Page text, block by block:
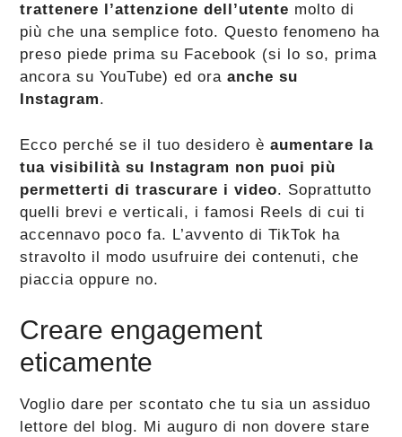
trattenere l’attenzione dell’utente molto di
più che una semplice foto. Questo fenomeno ha
preso piede prima su Facebook (si lo so, prima
ancora su YouTube) ed oraanche su
Instagram.
Ecco perché se il tuo desidero è aumentare la
tua visibilità su Instagram non puoi più
permetterti di trascurare i video. Soprattutto
quelli brevi e verticali, i famosi Reels di cui ti
accennavo poco fa. L’avvento di TikTok ha
stravolto il modo usufruire dei contenuti, che
piaccia oppure no.
Creare engagement
eticamente
Voglio dare per scontato che tu sia un assiduo
lettore del blog. Mi auguro di non dovere stare